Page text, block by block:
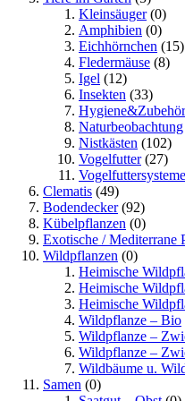
Kleinsäuger(0)
Amphibien (0)
Eichhörnchen (15)
Fledermäuse (8)
Igel (12)
Insekten (33)
Hygiene&Zubehör
Naturbeobachtung
Nistkästen (102)
Vogelfutter(27)
Vogelfuttersysteme
Clematis (49)
Bodendecker(92)
Kübelpflanzen (0)
Exotische / Mediterrane
Wildpflanzen (0)
Heimische
Heimische
Heimische
Wildpflanze – Bio
Wildpflanze –
Wildpflanze –
Wildbäume u.
Samen (0)